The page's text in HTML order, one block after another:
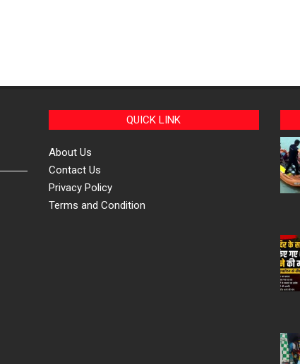
QUICK LINK
About Us
Contact Us
Privacy Policy
Terms and Condition